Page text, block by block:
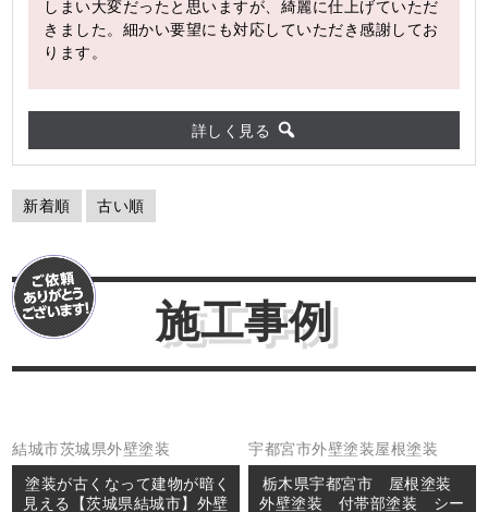
しまい大変だったと思いますが、綺麗に仕上げていただ
きました。細かい要望にも対応していただき感謝してお
ります。
詳しく見る
新着順 古い順
施工事例
結城市茨城県外壁塗装
塗装が古くなって建物が暗く
見える【茨城県結城市】外壁
宇都宮市外壁塗装屋根塗装
栃木県宇都宮市 屋根塗装
外壁塗装 付帯部塗装 シー